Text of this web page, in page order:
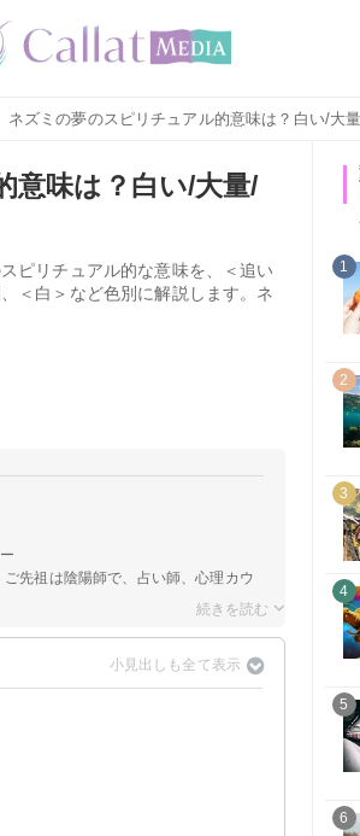
ネズミの夢のスピリチュアル的意味は？白い/大
意味は？白い/大量/
ピリチュアル的な意味を、＜追い
＜白＞など色別に解説します。ネ
先祖は陰陽師で、占い師、心理カウ
1
2
3
4
5
6